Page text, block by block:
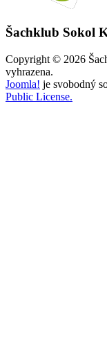
Šachklub Sokol
Copyright © 2026
vyhrazena.
Joomla! je svobodný
Public License.